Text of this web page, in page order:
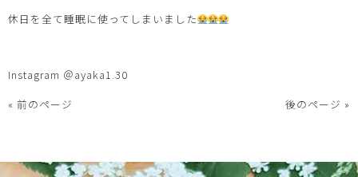
休日を全て睡眠に使ってしまいました
Instagram ＠ayaka1.30
« 前のページ
後のページ »